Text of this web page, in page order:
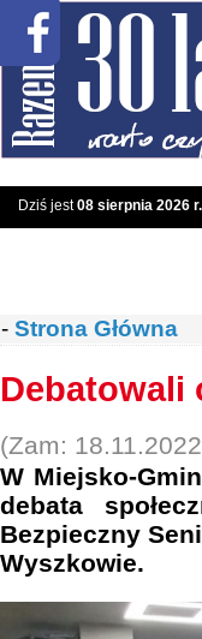
Dziś jest08 sierpnia 2026 r.
- Strona Główna
Debatowali
(Zam:
W Miejsko-
debata
Bezpieczny
Wyszkowie.